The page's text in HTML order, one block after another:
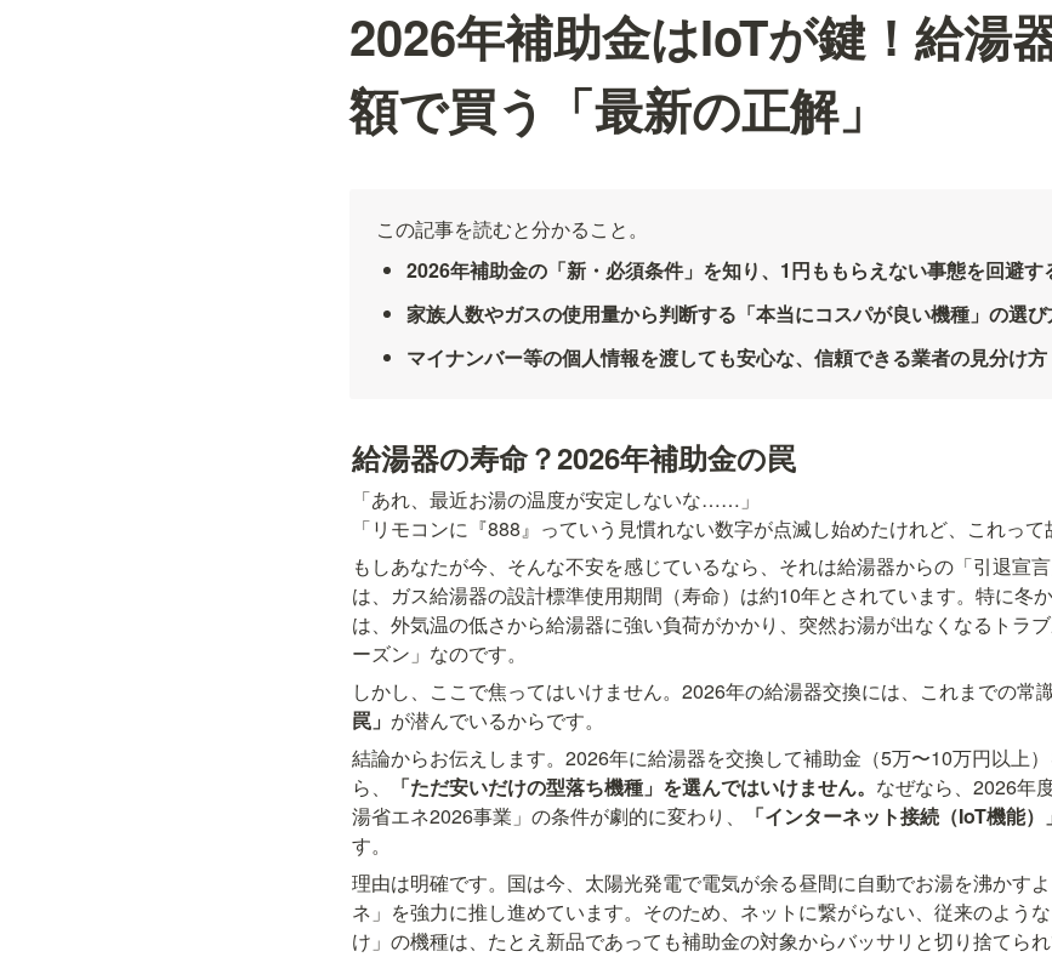
2026年補助金はIoTが鍵！給湯
額で買う「最新の正解」
この記事を読むと分かること。
2026年補助金の「新・必須条件」を知り、1円ももらえない事態を回避す
家族人数やガスの使用量から判断する「本当にコスパが良い機種」の選
マイナンバー等の個人情報を渡しても安心な、信頼できる業者の見分け方
給湯器の寿命？2026年補助金の罠
「あれ、最近お湯の温度が安定しないな……」
「リモコンに『888』っていう見慣れない数字が点滅し始めたけれど、これって
もしあなたが今、そんな不安を感じているなら、それは給湯器からの「引退宣
は、ガス給湯器の設計標準使用期間（寿命）は約10年とされています。特に冬
は、外気温の低さから給湯器に強い負荷がかかり、突然お湯が出なくなるトラ
ーズン」なのです。
しかし、ここで焦ってはいけません。2026年の給湯器交換には、これまでの常
罠」 が潜んでいるからです。
結論からお伝えします。2026年に給湯器を交換して補助金（5万〜10万円以上
ら、
「ただ安いだけの型落ち機種」を選んではいけません。 なぜなら、2026年
湯省エネ2026事業」の条件が劇的に変わり、
「インターネット接続（IoT機能
す。
理由は明確です。国は今、太陽光発電で電気が余る昼間に自動でお湯を沸かす
ネ」を強力に推し進めています。そのため、ネットに繋がらない、従来のよう
け」の機種は、たとえ新品であっても補助金の対象からバッサリと切り捨てられ